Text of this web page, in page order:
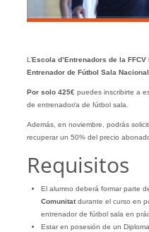
L’Escola d’Entrenadors de la FFCV
Entrenador de Fútbol Sala
Por solo 425€ puedes inscribirte a
de entrenador/a de fútbol sala.
Además, en noviembre, podrás
recuperar un 50% del precio
Requisitos
El alumno deberá formar parte
Comunitatdurante el curso en
entrenador de fútbol sala en
Estar en posesión de un